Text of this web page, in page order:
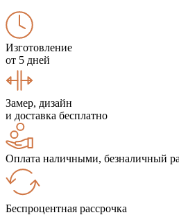
Изготовление
от 5 дней
Замер, дизайн
и доставка бесплатно
Оплата наличными, безналичный
Беспроцентная рассрочка